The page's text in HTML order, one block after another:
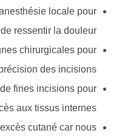
locale pour
ressentir la douleur.
chirurgicales pour
des incisions.
fines incisions pour
aux tissus internes.
cutané car nous